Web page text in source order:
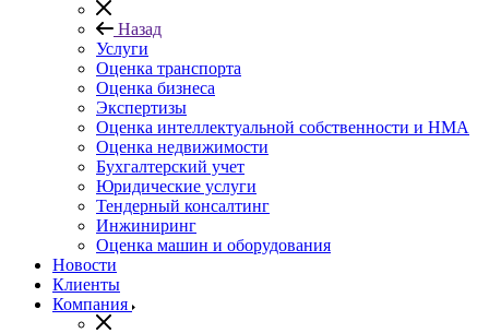
Назад
Услуги
Оценка транcпорта
Оценка бизнеса
Экспертизы
Оценка интеллектуальной собственности и НМА
Оценка недвижимости
Бухгалтерский учет
Юридические услуги
Тендерный консалтинг
Инжиниринг
Оценка машин и оборудования
Новости
Клиенты
Компания